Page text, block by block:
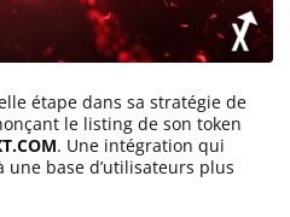
étape dans sa stratégie de
le listing de son token
. Une intégration qui
une base d’utilisateurs plus